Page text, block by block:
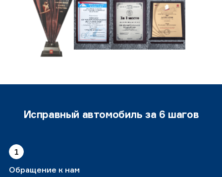
Исправный автомобиль за 6 шагов
1
Обращение к нам